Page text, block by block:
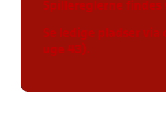
Spillereglerne findes
Se ledige pladser
uge 43).